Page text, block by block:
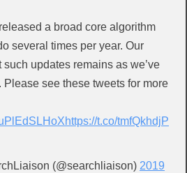
a broad core algorithm
several times per year. Our
updates remains as we’ve
Please see these tweets for more
https://t.co/tmfQkhdjP
(@searchliaison) 2019